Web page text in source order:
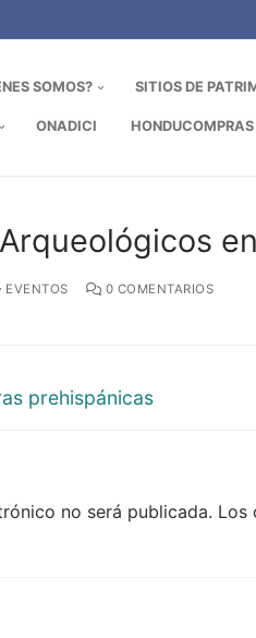
SOMOS? SITIOS DE
ONADICI HONDUCOMPRAS
EVENTOS 0 COMENTARIOS
prehispánicas
no será publicada. Los